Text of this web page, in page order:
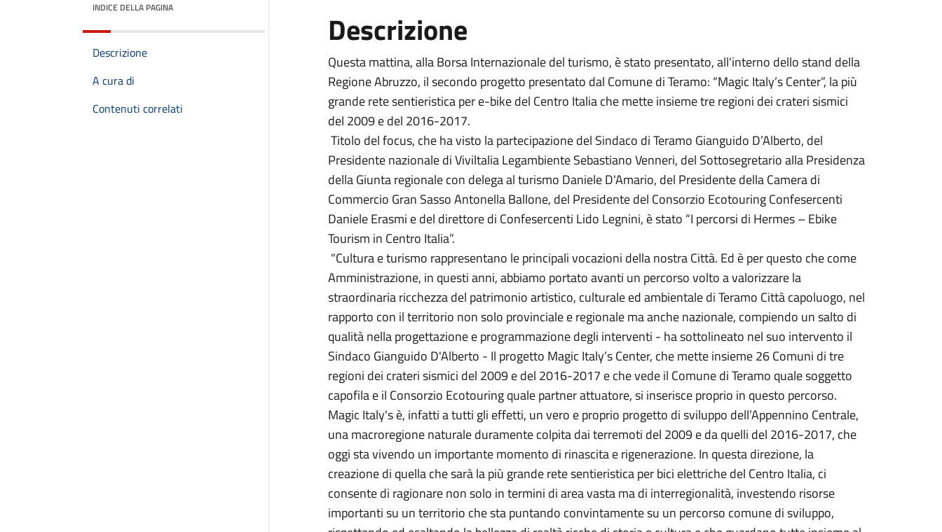
INDICE DELLA PAGINA
Descrizione
A cura di
Contenuti correlati
Descrizione
Questa mattina, alla Borsa Internazionale del turismo, è stato presentato, all'interno dello stand della
Regione Abruzzo, il secondo progetto presentato dal Comune di Teramo: “Magic Italy’s Center”, la più
grande rete sentieristica per e-bike del Centro Italia che mette insieme tre regioni dei crateri sismici
del 2009 e del 2016-2017.
Titolo del focus, che ha visto la partecipazione del Sindaco di Teramo Gianguido D’Alberto, del
Presidente nazionale di Viviltalia Legambiente Sebastiano Venneri, del Sottosegretario alla Presidenza
della Giunta regionale con delega al turismo Daniele D'Amario, del Presidente della Camera di
Commercio Gran Sasso Antonella Ballone, del Presidente del Consorzio Ecotouring Confesercenti
Daniele Erasmi e del direttore di Confesercenti Lido Legnini, è stato “I percorsi di Hermes – Ebike
Tourism in Centro Italia”.
"Cultura e turismo rappresentano le principali vocazioni della nostra Città. Ed è per questo che come
Amministrazione, in questi anni, abbiamo portato avanti un percorso volto a valorizzare la
straordinaria ricchezza del patrimonio artistico, culturale ed ambientale di Teramo Città capoluogo, nel
rapporto con il territorio non solo provinciale e regionale ma anche nazionale, compiendo un salto di
qualità nella progettazione e programmazione degli interventi - ha sottolineato nel suo intervento il
Sindaco Gianguido D'Alberto - Il progetto Magic Italy’s Center, che mette insieme 26 Comuni di tre
regioni dei crateri sismici del 2009 e del 2016-2017 e che vede il Comune di Teramo quale soggetto
capofila e il Consorzio Ecotouring quale partner attuatore, si inserisce proprio in questo percorso.
Magic Italy's è, infatti a tutti gli effetti, un vero e proprio progetto di sviluppo dell’Appennino Centrale,
una macroregione naturale duramente colpita dai terremoti del 2009 e da quelli del 2016-2017, che
oggi sta vivendo un importante momento di rinascita e rigenerazione. In questa direzione, la
creazione di quella che sarà la più grande rete sentieristica per bici elettriche del Centro Italia, ci
consente di ragionare non solo in termini di area vasta ma di interregionalità, investendo risorse
importanti su un territorio che sta puntando convintamente su un percorso comune di sviluppo,